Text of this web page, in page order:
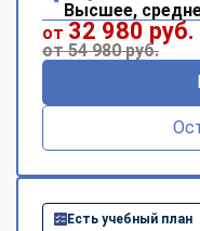
Высшее,
от 32 980 руб.
от 54 980 руб.
Есть учебный план